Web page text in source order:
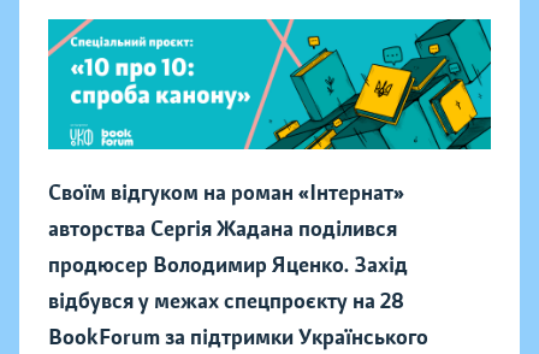
Своїм відгуком на роман «Інтернат»
авторства Сергія Жадана поділився
продюсер Володимир Яценко. Захід
відбувся у межах спецпроєкту на 28
BookForum за підтримкиУкраїнського